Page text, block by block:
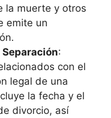
la muerte y otros
emite un
:
con el
legal de una
la fecha y el
divorcio, así